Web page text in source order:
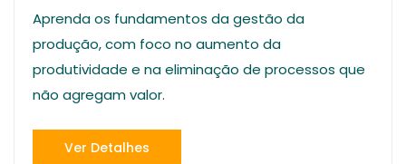
Aprenda os fundamentos da gestão da
produção, com foco no aumento da
produtividade e na eliminação de processos que
não agregam valor.
Ver Detalhes